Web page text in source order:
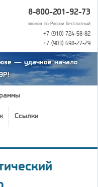
8-800-201-92-73
звонок по России бесплатный
+7 (910) 724-58-82
+7 (903) 698-27-29
— удачное начало
Ссылки